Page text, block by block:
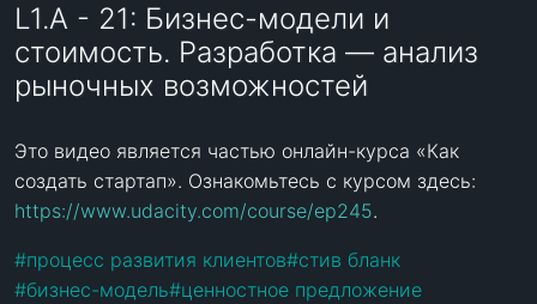
L1.A - 21: Бизнес-модели и
стоимость. Разработка — анализ
рыночных возможностей
Это видео является частью онлайн-курса «Как
https://www.udacity.com/course/ep245.
#процесс развития клиентов#стив бланк
#бизнес-модель#ценностное предложение